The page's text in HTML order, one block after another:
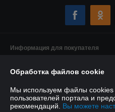
Информация для покупателя
предприниматель Якушенко Виктор
Регистрационный номер ЕГР:
УНП: 191897898
Обработка файлов cookie
Мы используем файлы cookies
пользователей портала и
рекомендаций. Вы можете